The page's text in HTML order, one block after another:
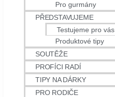
Pro gurmány
PŘEDSTAVUJEME
Testujeme pro vás
Produktové tipy
SOUTĚŽE
PROFÍCI RADÍ
TIPY NA DÁRKY
PRO RODIČE